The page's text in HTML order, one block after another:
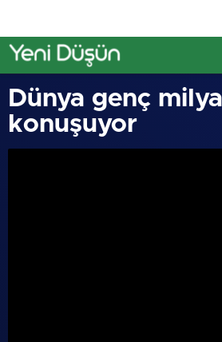
Dünya genç
konuşuyor